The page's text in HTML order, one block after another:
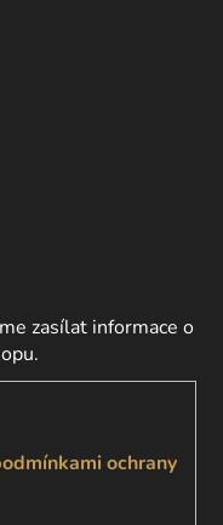
zasílat informace o
ochrany